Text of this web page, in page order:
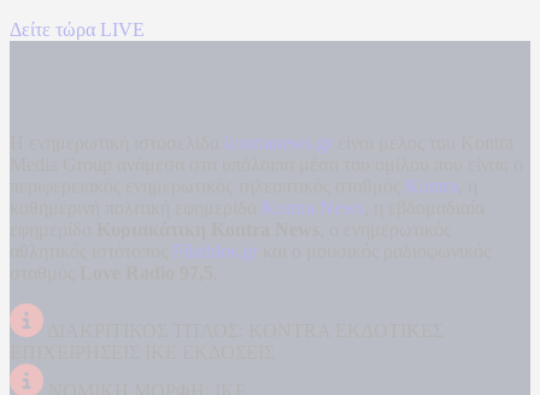
Δείτε τώρα LIVE
kontranews.gr
Kontra
Kontra News
Filathlos.gr